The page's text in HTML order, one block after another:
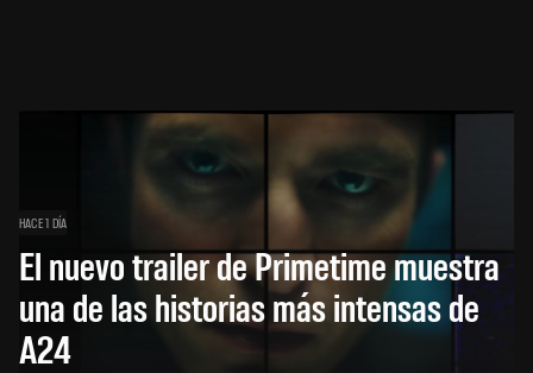
HACE 1 DÍA
El nuevo trailer de Primetime muestra
una de las historias más intensas de
A24